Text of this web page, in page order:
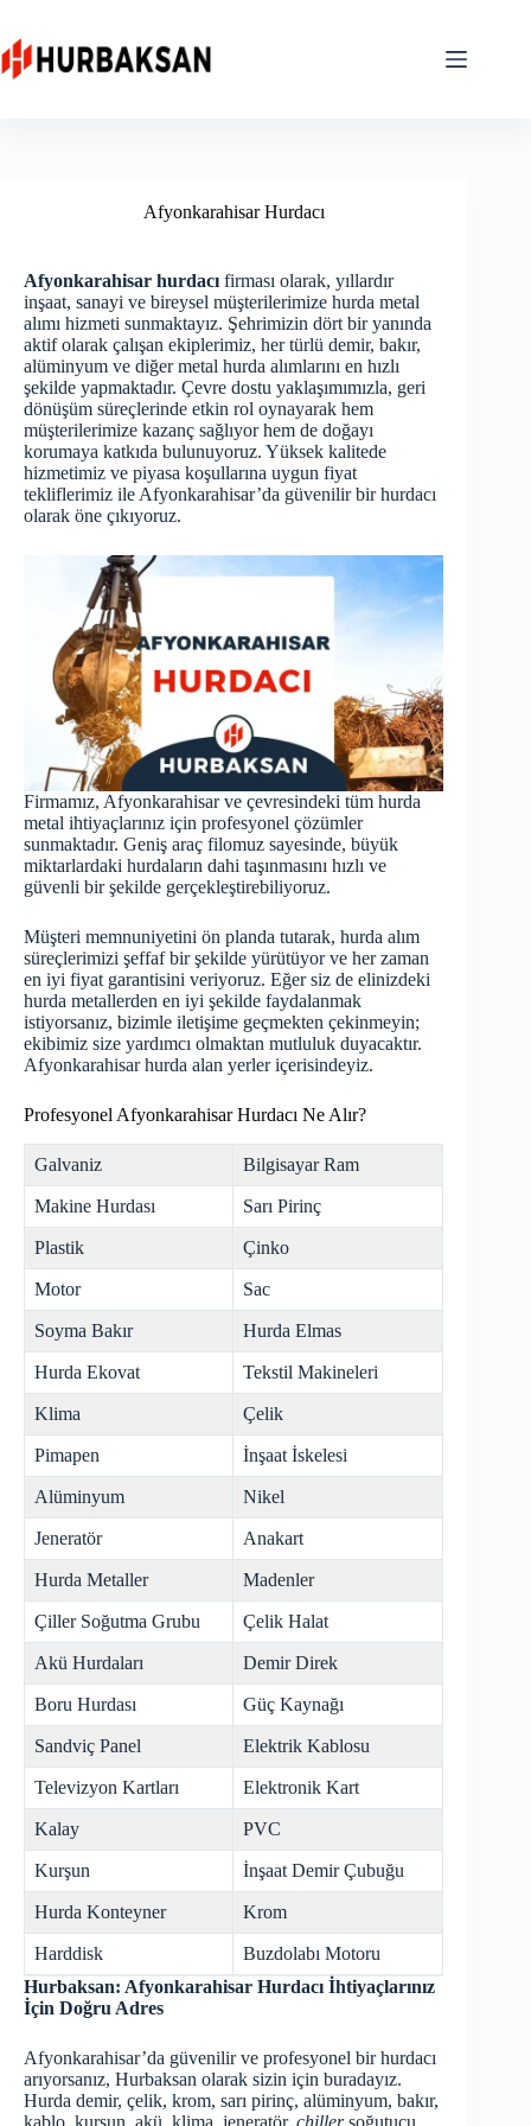
content
Afyonkarahisar Hurdacı
Afyonkarahisar hurdacı firması olarak, yıllardır
inşaat, sanayi ve bireysel müşterilerimize hurda metal
alımı hizmeti sunmaktayız. Şehrimizin dört bir yanında
aktif olarak çalışan ekiplerimiz, her türlü demir, bakır,
alüminyum ve diğer metal hurda alımlarını en hızlı
şekilde yapmaktadır. Çevre dostu yaklaşımımızla, geri
dönüşüm süreçlerinde etkin rol oynayarak hem
müşterilerimize kazanç sağlıyor hem de doğayı
korumaya katkıda bulunuyoruz. Yüksek kalitede
hizmetimiz ve piyasa koşullarına uygun fiyat
tekliflerimiz ile Afyonkarahisar’da güvenilir bir hurdacı
olarak öne çıkıyoruz.
Firmamız, Afyonkarahisar ve çevresindeki tüm hurda
metal ihtiyaçlarınız için profesyonel çözümler
sunmaktadır. Geniş araç filomuz sayesinde, büyük
miktarlardaki hurdaların dahi taşınmasını hızlı ve
güvenli bir şekilde gerçekleştirebiliyoruz.
Müşteri memnuniyetini ön planda tutarak, hurda alım
süreçlerimizi şeffaf bir şekilde yürütüyor ve her zaman
en iyi fiyat garantisini veriyoruz. Eğer siz de elinizdeki
hurda metallerden en iyi şekilde faydalanmak
istiyorsanız, bizimle iletişime geçmekten çekinmeyin;
ekibimiz size yardımcı olmaktan mutluluk duyacaktır.
Afyonkarahisarhurda alan yerler içerisindeyiz.
Profesyonel Afyonkarahisar Hurdacı Ne Alır?
Galvaniz Bilgisayar Ram
Makine Hurdası Sarı Pirinç
Plastik Çinko
Motor Sac
Soyma Bakır Hurda Elmas
Hurda Ekovat Tekstil Makineleri
Klima Çelik
Pimapen İnşaat İskelesi
Alüminyum Nikel
Jeneratör Anakart
Hurda Metaller Madenler
Çiller Soğutma Grubu Çelik Halat
Akü Hurdaları Demir Direk
Boru Hurdası Güç Kaynağı
Sandviç Panel Elektrik Kablosu
Televizyon Kartları Elektronik Kart
Kalay PVC
Kurşun İnşaat Demir Çubuğu
Hurda Konteyner Krom
Harddisk
Buzdolabı Motoru
Hurbaksan: Afyonkarahisar Hurdacı İhtiyaçlarınız
İçin Doğru Adres
Afyonkarahisar’da güvenilir ve profesyonel bir hurdacı
arıyorsanız, Hurbaksan olarak sizin için buradayız.
Hurda demir, çelik, krom, sarı pirinç, alüminyum, bakır,
kablo, kurşun, akü, klima, jeneratör, chillersoğutucu